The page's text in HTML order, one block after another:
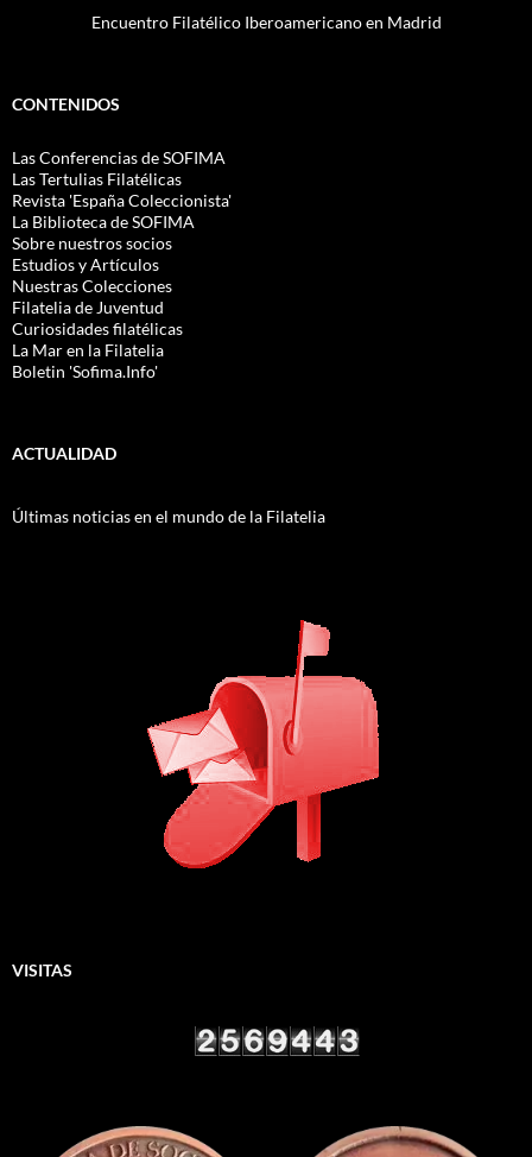
Encuentro Filatélico Iberoamericano en Madrid
CONTENIDOS
Las Conferencias de SOFIMA
Las Tertulias Filatélicas
Revista 'España Coleccionista'
La Biblioteca de SOFIMA
Sobre nuestros socios
Estudios y Artículos
Nuestras Colecciones
Filatelia de Juventud
Curiosidades filatélicas
La Mar en la Filatelia
Boletin 'Sofima.Info'
ACTUALIDAD
Últimas noticias en el mundo de la Filatelia
VISITAS